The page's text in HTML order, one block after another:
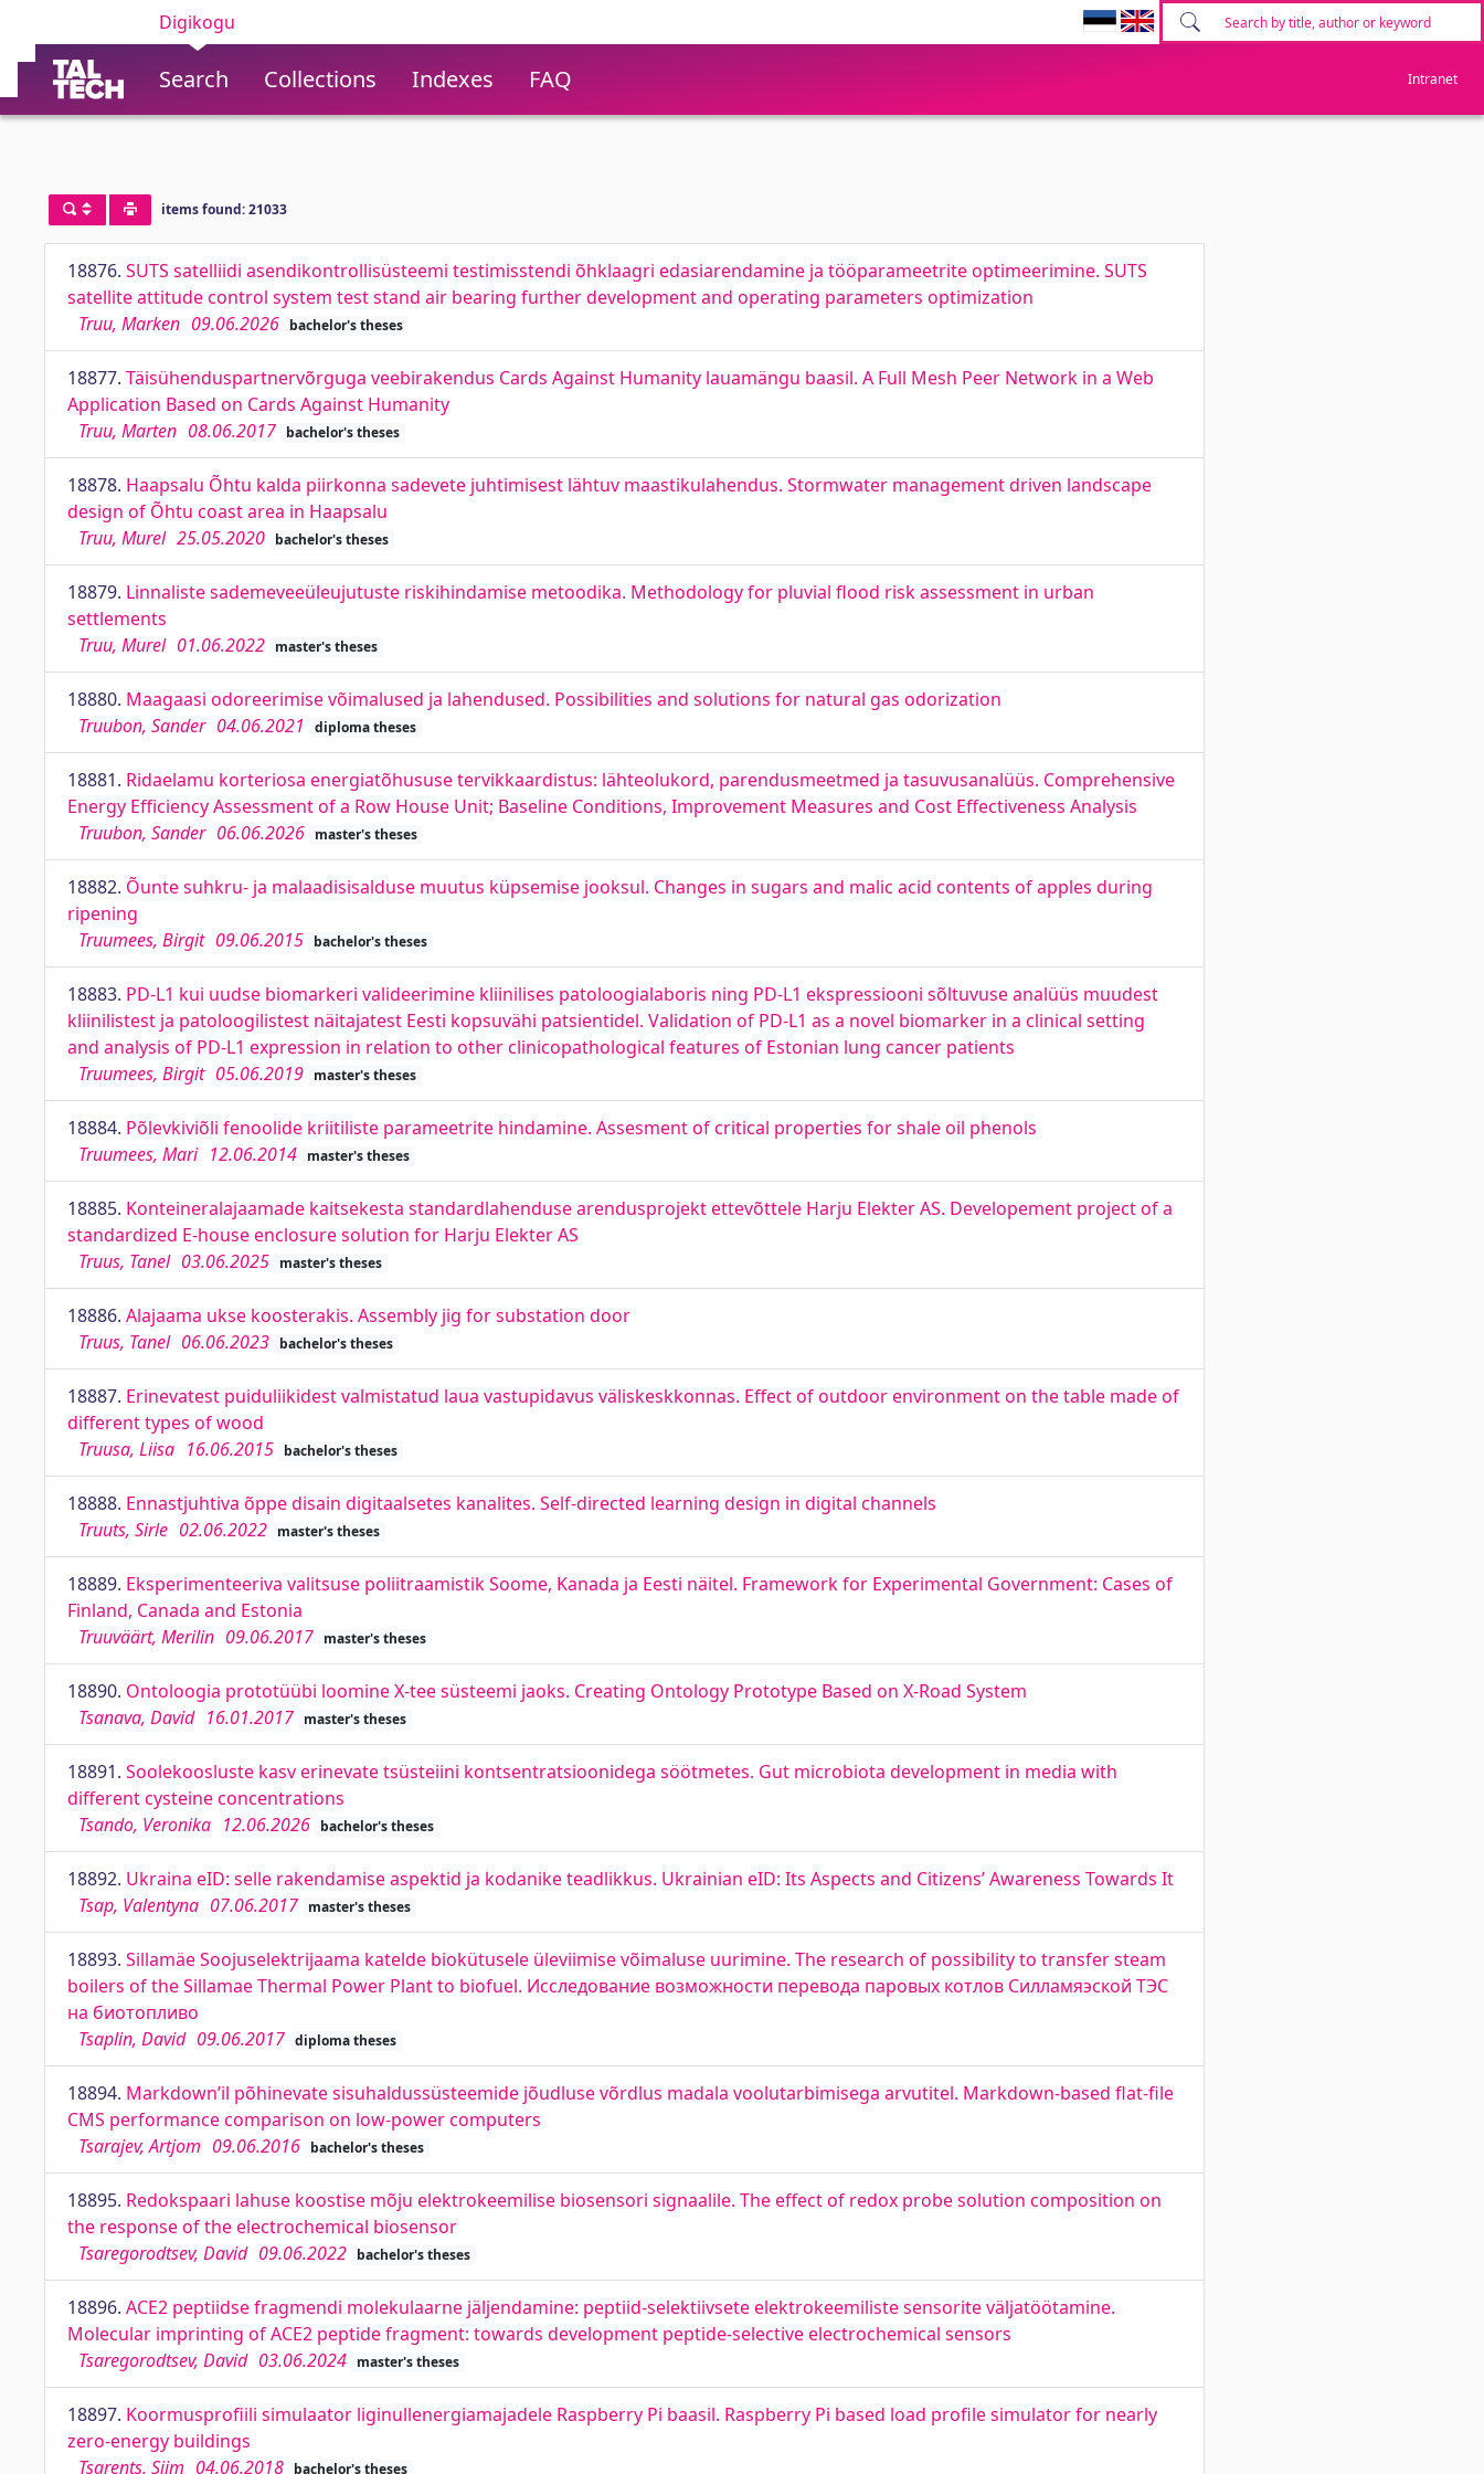
Digikogu
Search Collections Indexes FAQ Intranet
items found: 21033
18876. SUTS satelliidi asendikontrollisüsteemi testimisstendi õhklaagri edasiarendamine ja tööparameetrite optimeerimine. SUTS
satellite attitude control system test stand air bearing further development and operating parameters optimization
Truu, Marken 09.06.2026 bachelor's theses
18877. Täisühenduspartnervõrguga veebirakendus Cards Against Humanity lauamängu baasil. A Full Mesh Peer Network in a Web
Application Based on Cards Against Humanity
Truu, Marten 08.06.2017 bachelor's theses
18878. Haapsalu Õhtu kalda piirkonna sadevete juhtimisest lähtuv maastikulahendus. Stormwater management driven landscape
design of Õhtu coast area in Haapsalu
Truu, Murel 25.05.2020 bachelor's theses
18879. Linnaliste sademeveeüleujutuste riskihindamise metoodika. Methodology for pluvial flood risk assessment in urban
settlements
Truu, Murel 01.06.2022 master's theses
18880. Maagaasi odoreerimise võimalused ja lahendused. Possibilities and solutions for natural gas odorization
Truubon, Sander 04.06.2021 diploma theses
18881. Ridaelamu korteriosa energiatõhususe tervikkaardistus: lähteolukord, parendusmeetmed ja tasuvusanalüüs. Comprehensive
Energy Efficiency Assessment of a Row House Unit; Baseline Conditions, Improvement Measures and Cost Effectiveness Analysis
Truubon, Sander 06.06.2026 master's theses
18882. Õunte suhkru- ja malaadisisalduse muutus küpsemise jooksul. Changes in sugars and malic acid contents of apples during
ripening
Truumees, Birgit 09.06.2015 bachelor's theses
18883. PD-L1 kui uudse biomarkeri valideerimine kliinilises patoloogialaboris ning PD-L1 ekspressiooni sõltuvuse analüüs muudest
kliinilistest ja patoloogilistest näitajatest Eesti kopsuvähi patsientidel. Validation of PD-L1 as a novel biomarker in a clinical setting
and analysis of PD-L1 expression in relation to other clinicopathological features of Estonian lung cancer patients
Truumees, Birgit 05.06.2019 master's theses
18884. Põlevkiviõli fenoolide kriitiliste parameetrite hindamine. Assesment of critical properties for shale oil phenols
Truumees, Mari 12.06.2014 master's theses
18885. Konteineralajaamade kaitsekesta standardlahenduse arendusprojekt ettevõttele Harju Elekter AS. Developement project of a
standardized E-house enclosure solution for Harju Elekter AS
Truus, Tanel 03.06.2025 master's theses
18886. Alajaama ukse koosterakis. Assembly jig for substation door
Truus, Tanel 06.06.2023 bachelor's theses
18887. Erinevatest puiduliikidest valmistatud laua vastupidavus väliskeskkonnas. Effect of outdoor environment on the table made of
different types of wood
Truusa, Liisa 16.06.2015 bachelor's theses
18888. Ennastjuhtiva õppe disain digitaalsetes kanalites. Self-directed learning design in digital channels
Truuts, Sirle 02.06.2022 master's theses
18889. Eksperimenteeriva valitsuse poliitraamistik Soome, Kanada ja Eesti näitel. Framework for Experimental Government: Cases of
Finland, Canada and Estonia
Truuväärt, Merilin 09.06.2017 master's theses
18890. Ontoloogia prototüübi loomine X-tee süsteemi jaoks. Creating Ontology Prototype Based on X-Road System
Tsanava, David 16.01.2017 master's theses
18891. Soolekoosluste kasv erinevate tsüsteiini kontsentratsioonidega söötmetes. Gut microbiota development in media with
different cysteine concentrations
Tsando, Veronika 12.06.2026 bachelor's theses
18892. Ukraina eID: selle rakendamise aspektid ja kodanike teadlikkus. Ukrainian eID: Its Aspects and Citizens’ Awareness Towards It
Tsap, Valentyna 07.06.2017 master's theses
18893. Sillamäe Soojuselektrijaama katelde biokütusele üleviimise võimaluse uurimine. The research of possibility to transfer steam
boilers of the Sillamae Thermal Power Plant to biofuel. Исследование возможности перевода паровых котлов Силламяэской ТЭС
на биотопливо
Tsaplin, David 09.06.2017 diploma theses
18894. Markdown’il põhinevate sisuhaldussüsteemide jõudluse võrdlus madala voolutarbimisega arvutitel. Markdown-based flat-file
CMS performance comparison on low-power computers
Tsarajev, Artjom 09.06.2016 bachelor's theses
18895. Redokspaari lahuse koostise mõju elektrokeemilise biosensori signaalile. The effect of redox probe solution composition on
the response of the electrochemical biosensor
Tsaregorodtsev, David 09.06.2022 bachelor's theses
18896. ACE2 peptiidse fragmendi molekulaarne jäljendamine: peptiid-selektiivsete elektrokeemiliste sensorite väljatöötamine.
Molecular imprinting of ACE2 peptide fragment: towards development peptide-selective electrochemical sensors
Tsaregorodtsev, David 03.06.2024 master's theses
18897. Koormusprofiili simulaator liginullenergiamajadele Raspberry Pi baasil. Raspberry Pi based load profile simulator for nearly
zero-energy buildings
Tsarents, Siim 04.06.2018 bachelor's theses